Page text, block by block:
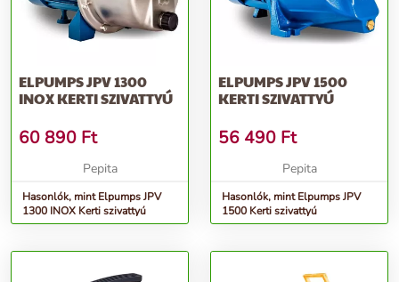
ELPUMPS JPV 1300
INOX KERTI SZIVATTYÚ
60 890 Ft
Pepita
Hasonlók, mint Elpumps JPV
1300 INOX Kerti szivattyú
ELPUMPS JPV 1500
KERTI SZIVATTYÚ
56 490 Ft
Pepita
Hasonlók, mint Elpumps JPV
1500 Kerti szivattyú